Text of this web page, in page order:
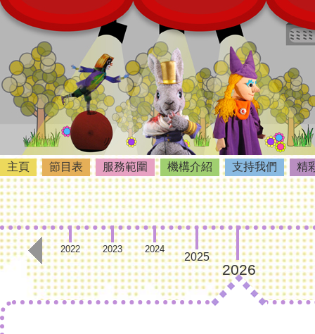
主頁 節目表 服務範圍 機構介紹 支持我們 精
2022 2023 2024
2025
2026